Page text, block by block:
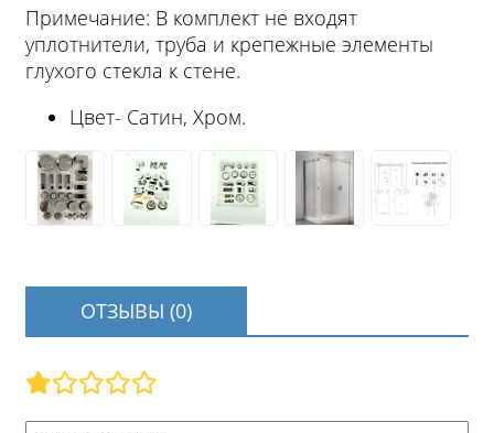
Примечание: В комплект не входят
уплотнители, труба и крепежные элементы
глухого стекла к стене.
Цвет- Сатин, Хром.
ОТЗЫВЫ (0)